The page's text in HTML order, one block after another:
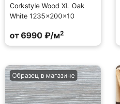
Corkstyle Wood XL Oak
White 1235×200×10
от 6990 ₽/м2
Образец в магазине